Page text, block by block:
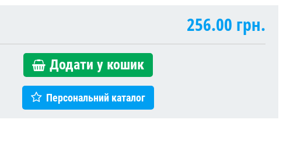
256.00 грн.
Додати у кошик
Персональний каталог